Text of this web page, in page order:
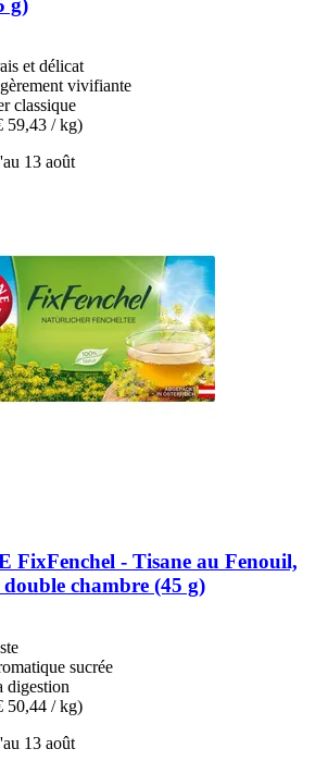
et délicat
vivifiante
classique
59,43 / kg)
13 août
FixFenchel -​ Tisane au Fenouil,
double chambre (45 g)
sucrée
digestion
50,44 / kg)
13 août